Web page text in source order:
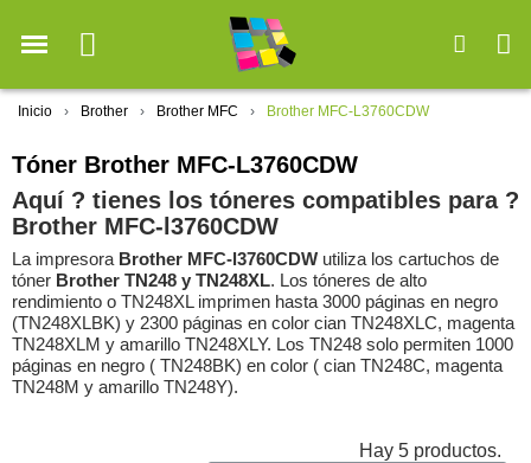
Inicio Brother Brother MFC Brother MFC-L3760CDW
Tóner Brother MFC-L3760CDW
Aquí ? tienes los tóneres compatibles para ?️
Brother MFC-l3760CDW
La impresora Brother MFC-l3760CDW utiliza los cartuchos de
tóner Brother TN248 y TN248XL. Los tóneres de alto
rendimiento o TN248XL imprimen hasta 3000 páginas en negro
(TN248XLBK) y 2300 páginas en color cian TN248XLC, magenta
TN248XLM y amarillo TN248XLY. Los TN248 solo permiten 1000
páginas en negro ( TN248BK) en color ( cian TN248C, magenta
TN248M y amarillo TN248Y).
Hay 5 productos.